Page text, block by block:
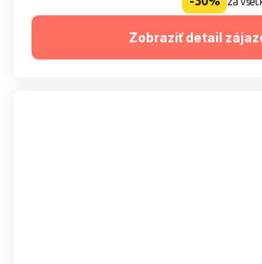
Zobraziť detail